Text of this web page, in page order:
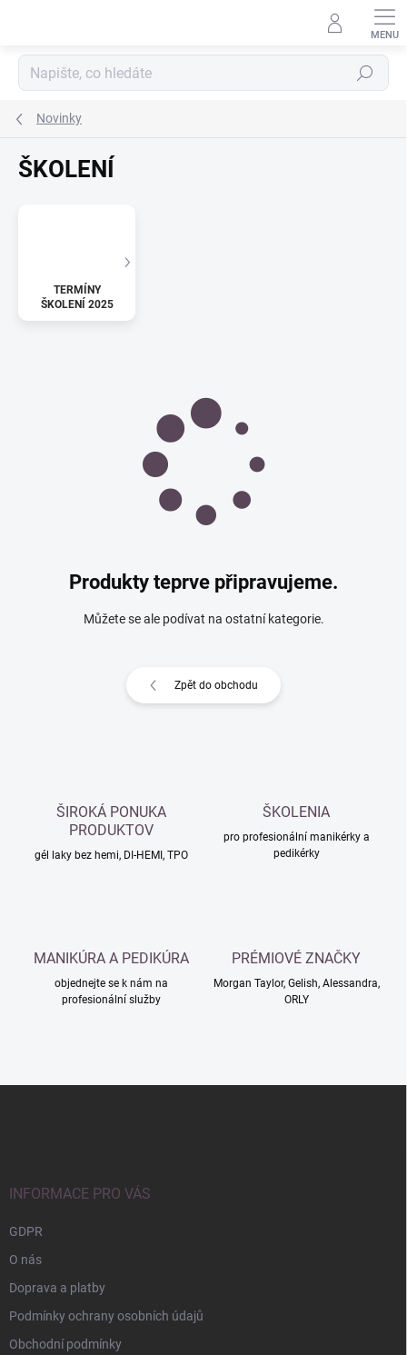
Hledat
Novinky
ŠKOLENÍ
TERMÍNY
ŠKOLENÍ 2025
Produkty teprve připravujeme.
Můžete se ale podívat na ostatní kategorie.
Zpět do obchodu
ŠIROKÁ PONUKA
PRODUKTOV
gél laky bez hemi, DI-HEMI, TPO
ŠKOLENIA
pro profesionální manikérky a
pedikérky
MANIKÚRA A PEDIKÚRA
objednejte se k nám na
profesionální služby
PRÉMIOVÉ ZNAČKY
Morgan Taylor, Gelish, Alessandra,
ORLY
INFORMACE PRO VÁS
GDPR
O nás
Doprava a platby
Podmínky ochrany osobních údajů
Obchodní podmínky